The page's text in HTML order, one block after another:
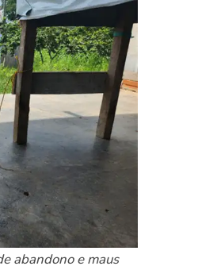
abandono e maus